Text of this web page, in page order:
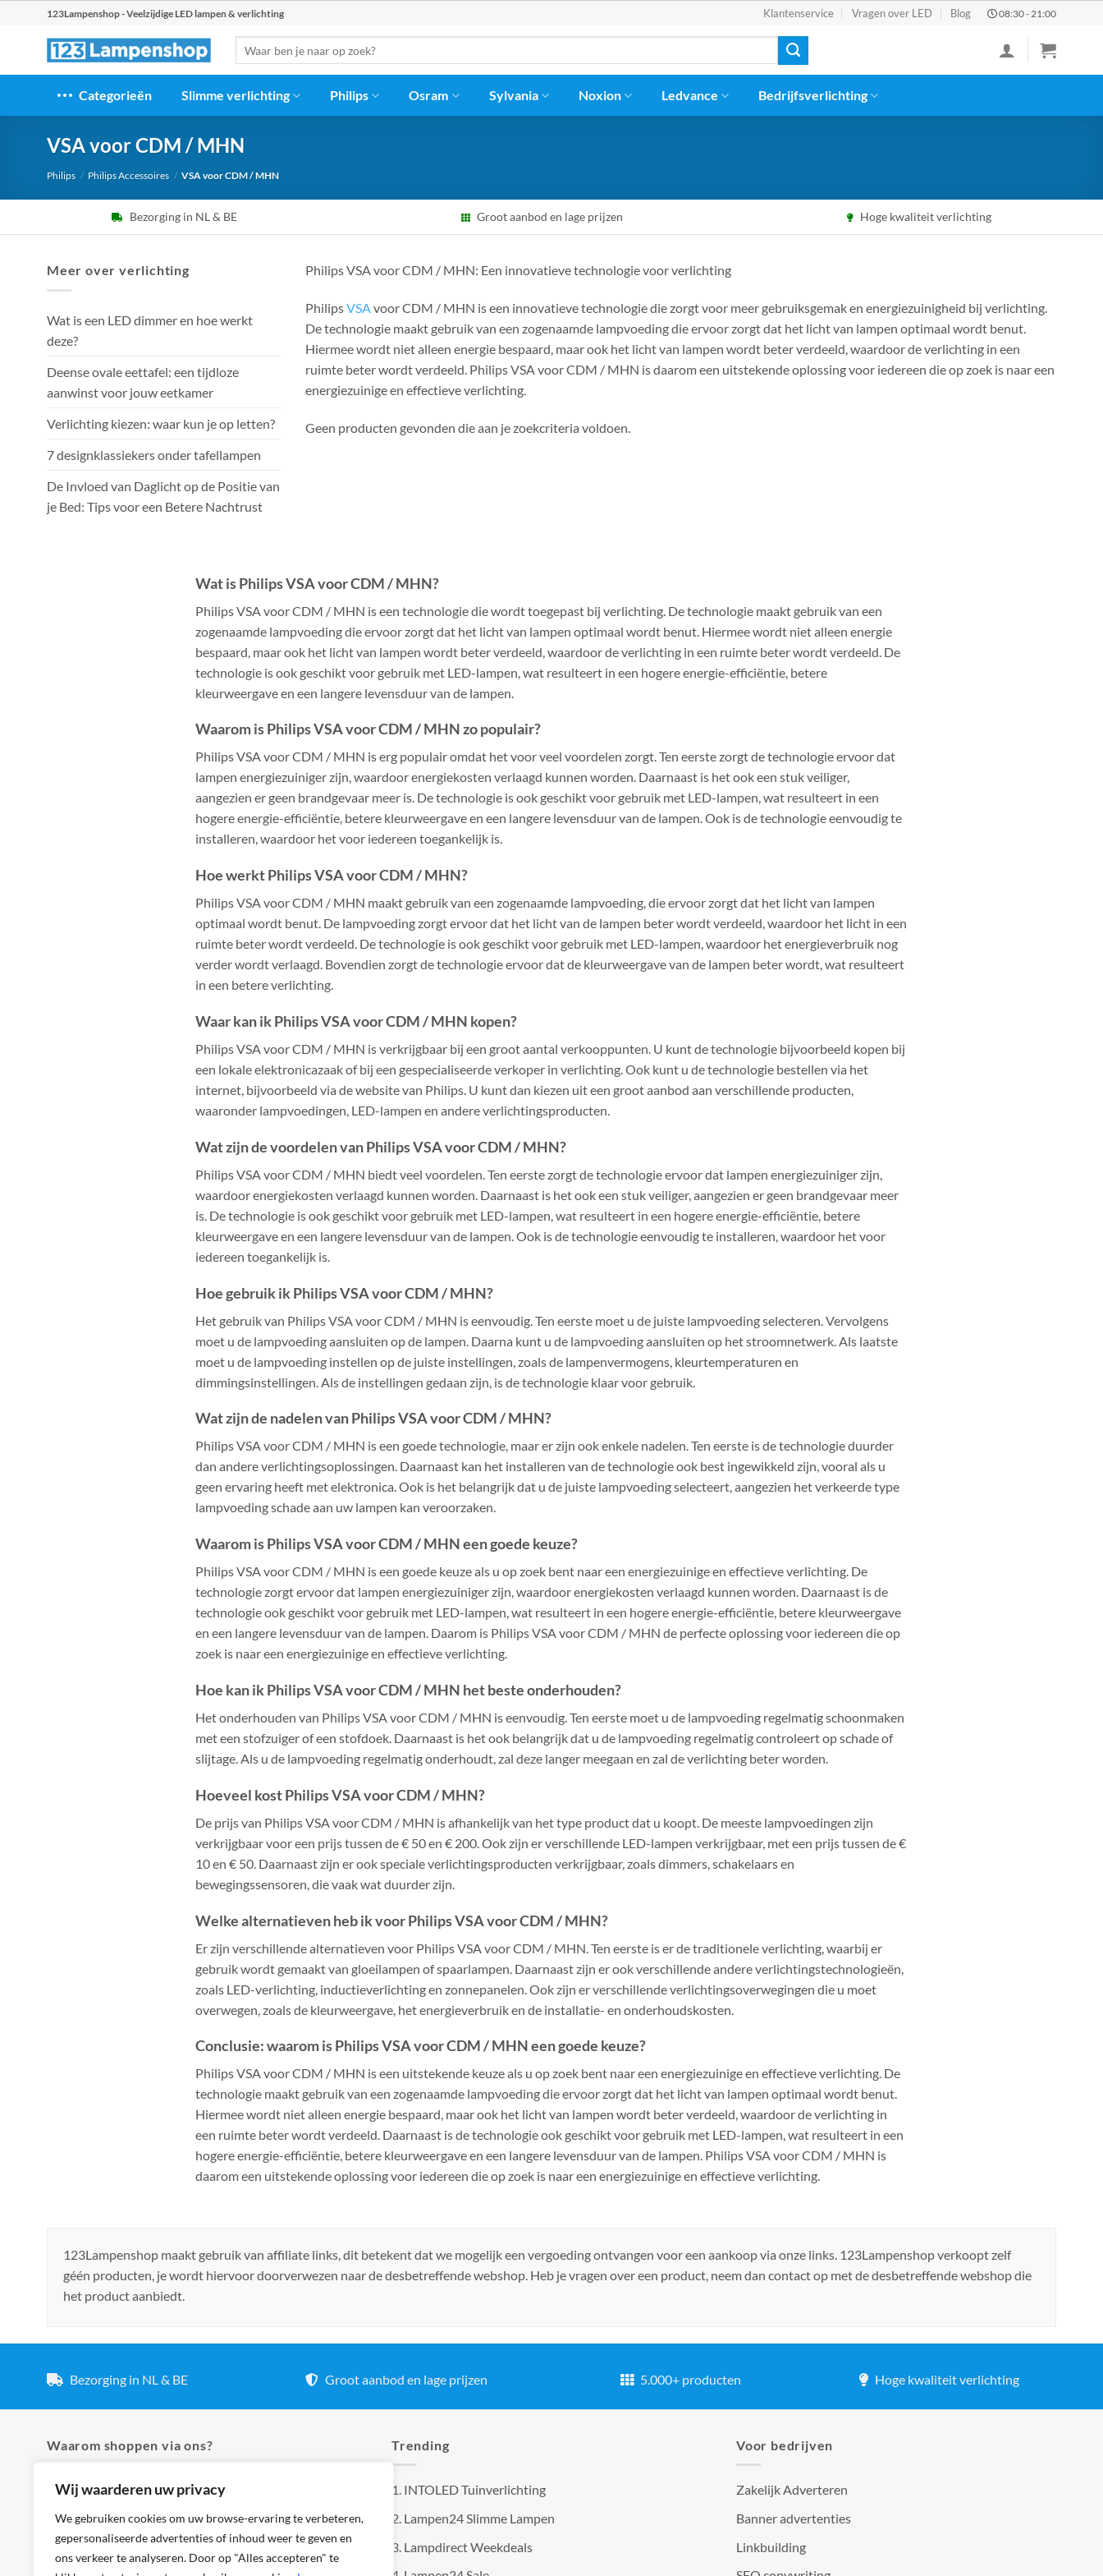
Wij waarderen uw privacy
We gebruiken cookies om uw browse-ervaring te verbeteren,
gepersonaliseerde advertenties of inhoud weer te geven en
ons verkeer te analyseren. Door op "Alles accepteren" te
123Lampenshop - Veelzijdige LED lampen & verlichting Klantenservice Vragen over LED Blog 08:30 - 21:00
naar:
Categorieën Slimme verlichting Philips Osram Sylvania Noxion Ledvance Bedrijfsverlichting
VSA voor CDM / MHN
Philips / Philips Accessoires / VSA voor CDM / MHN
Bezorging in NL & BE Groot aanbod en lage prijzen Hoge kwaliteit verlichting
Meer over verlichting
Wat is een LED dimmer en hoe werkt
deze?
Deense ovale eettafel: een tijdloze
aanwinst voor jouw eetkamer
Verlichting kiezen: waar kun je op letten?
7 designklassiekers onder tafellampen
De Invloed van Daglicht op de Positie van
je Bed: Tips voor een Betere Nachtrust
Philips VSA voor CDM / MHN: Een innovatieve technologie voor verlichting
PhilipsVSA voor CDM / MHN is een innovatieve technologie die zorgt voor meer gebruiksgemak en energiezuinigheid bij verlichting.
De technologie maakt gebruik van een zogenaamde lampvoeding die ervoor zorgt dat het licht van lampen optimaal wordt benut.
Hiermee wordt niet alleen energie bespaard, maar ook het licht van lampen wordt beter verdeeld, waardoor de verlichting in een
ruimte beter wordt verdeeld. Philips VSA voor CDM / MHN is daarom een uitstekende oplossing voor iedereen die op zoek is naar een
energiezuinige en effectieve verlichting.
Geen producten gevonden die aan je zoekcriteria voldoen.
Wat is Philips VSA voor CDM / MHN?
Philips VSA voor CDM / MHN is een technologie die wordt toegepast bij verlichting. De technologie maakt gebruik van een
zogenaamde lampvoeding die ervoor zorgt dat het licht van lampen optimaal wordt benut. Hiermee wordt niet alleen energie
bespaard, maar ook het licht van lampen wordt beter verdeeld, waardoor de verlichting in een ruimte beter wordt verdeeld. De
technologie is ook geschikt voor gebruik met LED-lampen, wat resulteert in een hogere energie-efficiëntie, betere
kleurweergave en een langere levensduur van de lampen.
Waarom is Philips VSA voor CDM / MHN zo populair?
Philips VSA voor CDM / MHN is erg populair omdat het voor veel voordelen zorgt. Ten eerste zorgt de technologie ervoor dat
lampen energiezuiniger zijn, waardoor energiekosten verlaagd kunnen worden. Daarnaast is het ook een stuk veiliger,
aangezien er geen brandgevaar meer is. De technologie is ook geschikt voor gebruik met LED-lampen, wat resulteert in een
hogere energie-efficiëntie, betere kleurweergave en een langere levensduur van de lampen. Ook is de technologie eenvoudig te
installeren, waardoor het voor iedereen toegankelijk is.
Hoe werkt Philips VSA voor CDM / MHN?
Philips VSA voor CDM / MHN maakt gebruik van een zogenaamde lampvoeding, die ervoor zorgt dat het licht van lampen
optimaal wordt benut. De lampvoeding zorgt ervoor dat het licht van de lampen beter wordt verdeeld, waardoor het licht in een
ruimte beter wordt verdeeld. De technologie is ook geschikt voor gebruik met LED-lampen, waardoor het energieverbruik nog
verder wordt verlaagd. Bovendien zorgt de technologie ervoor dat de kleurweergave van de lampen beter wordt, wat resulteert
in een betere verlichting.
Waar kan ik Philips VSA voor CDM / MHN kopen?
Philips VSA voor CDM / MHN is verkrijgbaar bij een groot aantal verkooppunten. U kunt de technologie bijvoorbeeld kopen bij
een lokale elektronicazaak of bij een gespecialiseerde verkoper in verlichting. Ook kunt u de technologie bestellen via het
internet, bijvoorbeeld via de website van Philips. U kunt dan kiezen uit een groot aanbod aan verschillende producten,
waaronder lampvoedingen, LED-lampen en andere verlichtingsproducten.
Wat zijn de voordelen van Philips VSA voor CDM / MHN?
Philips VSA voor CDM / MHN biedt veel voordelen. Ten eerste zorgt de technologie ervoor dat lampen energiezuiniger zijn,
waardoor energiekosten verlaagd kunnen worden. Daarnaast is het ook een stuk veiliger, aangezien er geen brandgevaar meer
is. De technologie is ook geschikt voor gebruik met LED-lampen, wat resulteert in een hogere energie-efficiëntie, betere
kleurweergave en een langere levensduur van de lampen. Ook is de technologie eenvoudig te installeren, waardoor het voor
iedereen toegankelijk is.
Hoe gebruik ik Philips VSA voor CDM / MHN?
Het gebruik van Philips VSA voor CDM / MHN is eenvoudig. Ten eerste moet u de juiste lampvoeding selecteren. Vervolgens
moet u de lampvoeding aansluiten op de lampen. Daarna kunt u de lampvoeding aansluiten op het stroomnetwerk. Als laatste
moet u de lampvoeding instellen op de juiste instellingen, zoals de lampenvermogens, kleurtemperaturen en
dimmingsinstellingen. Als de instellingen gedaan zijn, is de technologie klaar voor gebruik.
Wat zijn de nadelen van Philips VSA voor CDM / MHN?
Philips VSA voor CDM / MHN is een goede technologie, maar er zijn ook enkele nadelen. Ten eerste is de technologie duurder
dan andere verlichtingsoplossingen. Daarnaast kan het installeren van de technologie ook best ingewikkeld zijn, vooral als u
geen ervaring heeft met elektronica. Ook is het belangrijk dat u de juiste lampvoeding selecteert, aangezien het verkeerde type
lampvoeding schade aan uw lampen kan veroorzaken.
Waarom is Philips VSA voor CDM / MHN een goede keuze?
Philips VSA voor CDM / MHN is een goede keuze als u op zoek bent naar een energiezuinige en effectieve verlichting. De
technologie zorgt ervoor dat lampen energiezuiniger zijn, waardoor energiekosten verlaagd kunnen worden. Daarnaast is de
technologie ook geschikt voor gebruik met LED-lampen, wat resulteert in een hogere energie-efficiëntie, betere kleurweergave
en een langere levensduur van de lampen. Daarom is Philips VSA voor CDM / MHN de perfecte oplossing voor iedereen die op
zoek is naar een energiezuinige en effectieve verlichting.
Hoe kan ik Philips VSA voor CDM / MHN het beste onderhouden?
Het onderhouden van Philips VSA voor CDM / MHN is eenvoudig. Ten eerste moet u de lampvoeding regelmatig schoonmaken
met een stofzuiger of een stofdoek. Daarnaast is het ook belangrijk dat u de lampvoeding regelmatig controleert op schade of
slijtage. Als u de lampvoeding regelmatig onderhoudt, zal deze langer meegaan en zal de verlichting beter worden.
Hoeveel kost Philips VSA voor CDM / MHN?
De prijs van Philips VSA voor CDM / MHN is afhankelijk van het type product dat u koopt. De meeste lampvoedingen zijn
verkrijgbaar voor een prijs tussen de € 50 en € 200. Ook zijn er verschillende LED-lampen verkrijgbaar, met een prijs tussen de €
10 en € 50. Daarnaast zijn er ook speciale verlichtingsproducten verkrijgbaar, zoals dimmers, schakelaars en
bewegingssensoren, die vaak wat duurder zijn.
Welke alternatieven heb ik voor Philips VSA voor CDM / MHN?
Er zijn verschillende alternatieven voor Philips VSA voor CDM / MHN. Ten eerste is er de traditionele verlichting, waarbij er
gebruik wordt gemaakt van gloeilampen of spaarlampen. Daarnaast zijn er ook verschillende andere verlichtingstechnologieën,
zoals LED-verlichting, inductieverlichting en zonnepanelen. Ook zijn er verschillende verlichtingsoverwegingen die u moet
overwegen, zoals de kleurweergave, het energieverbruik en de installatie- en onderhoudskosten.
Conclusie: waarom is Philips VSA voor CDM / MHN een goede keuze?
Philips VSA voor CDM / MHN is een uitstekende keuze als u op zoek bent naar een energiezuinige en effectieve verlichting. De
technologie maakt gebruik van een zogenaamde lampvoeding die ervoor zorgt dat het licht van lampen optimaal wordt benut.
Hiermee wordt niet alleen energie bespaard, maar ook het licht van lampen wordt beter verdeeld, waardoor de verlichting in
een ruimte beter wordt verdeeld. Daarnaast is de technologie ook geschikt voor gebruik met LED-lampen, wat resulteert in een
hogere energie-efficiëntie, betere kleurweergave en een langere levensduur van de lampen. Philips VSA voor CDM / MHN is
daarom een uitstekende oplossing voor iedereen die op zoek is naar een energiezuinige en effectieve verlichting.
123Lampenshop maakt gebruik van affiliate links, dit betekent dat we mogelijk een vergoeding ontvangen voor een aankoop via onze links. 123Lampenshop verkoopt zelf
géén producten, je wordt hiervoor doorverwezen naar de desbetreffende webshop. Heb je vragen over een product, neem dan contact op met de desbetreffende webshop die
het product aanbiedt.
Bezorging in NL & BE Groot aanbod en lage prijzen 5.000+ producten Hoge kwaliteit verlichting
Waarom shoppen via ons?
✓ Hoogste kwaliteit lampen
✓ Meer dan 5.000 producten
✓ Groot aanbod en lage prijzen
Trending
1. INTOLED Tuinverlichting
2. Lampen24 Slimme Lampen
3. Lampdirect Weekdeals
Voor bedrijven
Zakelijk Adverteren
Banner advertenties
Linkbuilding